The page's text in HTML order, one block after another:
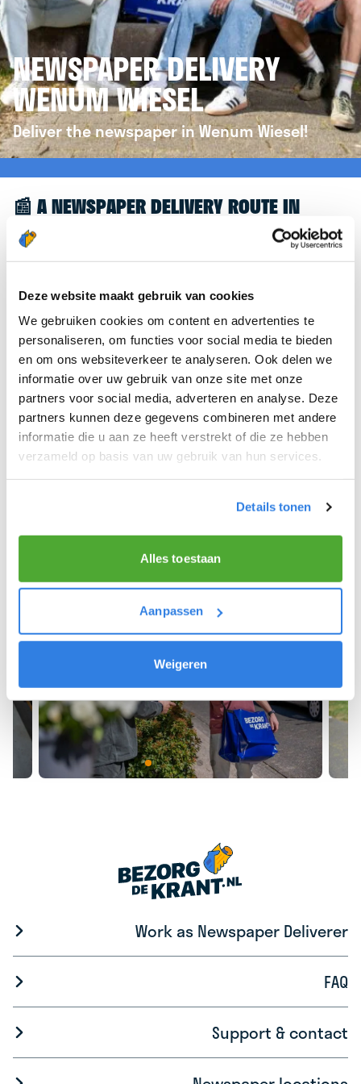
Deze website maakt gebruik van cookies
We gebruiken cookies om content en advertenties te
personaliseren, om functies voor social media te bieden
en om ons websiteverkeer te analyseren. Ook delen we
informatie over uw gebruik van onze site met onze
partners voor social media, adverteren en analyse. Deze
partners kunnen deze gegevens combineren met andere
informatie die u aan ze heeft verstrekt of die ze hebben
verzameld op basis van uw gebruik van hun services.
Details tonen
Alles toestaan
Aanpassen
Weigeren
NEWSPAPER DELIVERY
WENUM WIESEL
Deliver the newspaper in Wenum Wiesel!
📰 A NEWSPAPER DELIVERY ROUTE IN
WENUM WIESEL
Great to see you're interested in a newspaper
further, we’d like to refer you to the
krantenbezorgen.nl website. There, you can easily
sign up to deliver newspapers in Wenum Wiesel.
We hope you can get started soon and wish you
the best of luck! 🚴‍♂️💨
Work as Newspaper Deliverer
FAQ
Support & contact